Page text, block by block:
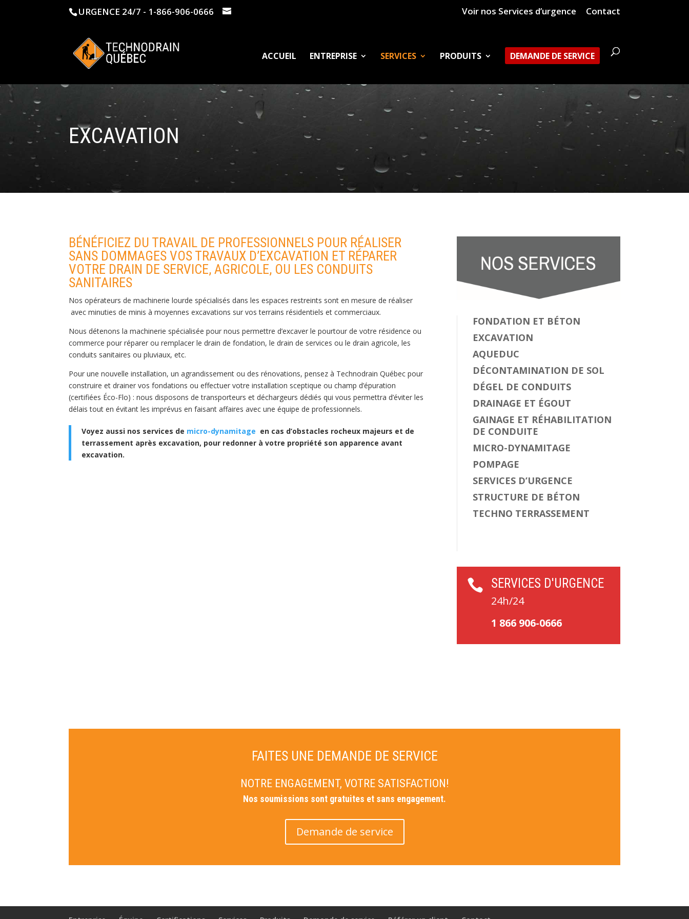
URGENCE 24/7 - 1-866-906-0666 Voir nos Services d’urgence Contact
ACCUEIL ENTREPRISE SERVICES PRODUITS DEMANDE DE SERVICE
EXCAVATION
BÉNÉFICIEZ DU TRAVAIL DE PROFESSIONNELS POUR RÉALISER
SANS DOMMAGES VOS TRAVAUX D’EXCAVATION ET RÉPARER
VOTRE DRAIN DE SERVICE, AGRICOLE, OU LES CONDUITS
SANITAIRES
Nos opérateurs de machinerie lourde spécialisés dans les espaces restreints sont en mesure de réaliser
avec minuties de minis à moyennes excavations sur vos terrains résidentiels et commerciaux.
Nous détenons la machinerie spécialisée pour nous permettre d’excaver le pourtour de votre résidence ou
commerce pour réparer ou remplacer le drain de fondation, le drain de services ou le drain agricole, les
conduits sanitaires ou pluviaux, etc.
Pour une nouvelle installation, un agrandissement ou des rénovations, pensez à Technodrain Québec pour
construire et drainer vos fondations ou effectuer votre installation sceptique ou champ d’épuration
(certifiées Éco-Flo) : nous disposons de transporteurs et déchargeurs dédiés qui vous permettra d’éviter les
délais tout en évitant les imprévus en faisant affaires avec une équipe de professionnels.
Voyez aussi nos services de micro-dynamitage en cas d’obstacles rocheux majeurs et de
terrassement après excavation, pour redonner à votre propriété son apparence avant
excavation.
FONDATION ET BÉTON
EXCAVATION
AQUEDUC
DÉCONTAMINATION DE SOL
DÉGEL DE CONDUITS
DRAINAGE ET ÉGOUT
GAINAGE ET RÉHABILITATION
DE CONDUITE
MICRO-DYNAMITAGE
POMPAGE
SERVICES D’URGENCE
STRUCTURE DE BÉTON
TECHNO TERRASSEMENT
 SERVICES D'URGENCE
24h/24
1 866 906-0666
FAITES UNE DEMANDE DE SERVICE
NOTRE ENGAGEMENT, VOTRE SATISFACTION!
Nos soumissions sont gratuites et sans engagement.
Demande de service